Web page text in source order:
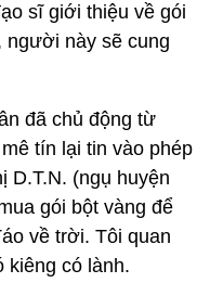
sĩ giới thiệu về gói
người này sẽ cung
đã chủ động từ
tín lại tin vào phép
D.T.N. (ngụ huyện
gói bột vàng để
về trời. Tôi quan
kiêng có lành.